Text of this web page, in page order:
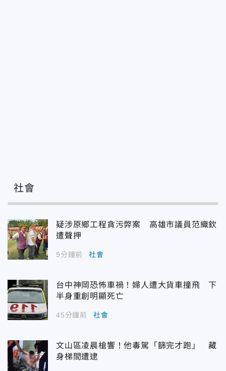
社會
疑涉原鄉工程貪污弊案 高雄市議員范織欽
遭聲押
9分鐘前 社會
台中神岡恐怖車禍！婦人遭大貨車撞飛 下
半身重創明顯死亡
45分鐘前 社會
文山區凌晨槍響！他毒駕「篩完才跑」 藏
身梯間遭逮